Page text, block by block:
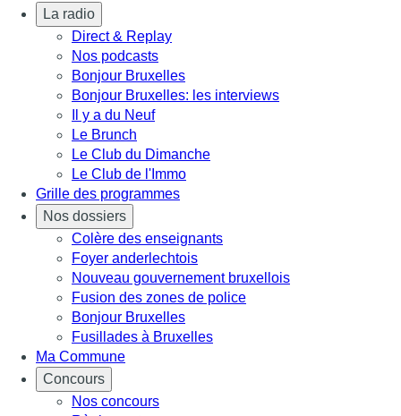
La radio
Direct & Replay
Nos podcasts
Bonjour Bruxelles
Bonjour Bruxelles: les interviews
Il y a du Neuf
Le Brunch
Le Club du Dimanche
Le Club de l'Immo
Grille des programmes
Nos dossiers
Colère des enseignants
Foyer anderlechtois
Nouveau gouvernement bruxellois
Fusion des zones de police
Bonjour Bruxelles
Fusillades à Bruxelles
Ma Commune
Concours
Nos concours